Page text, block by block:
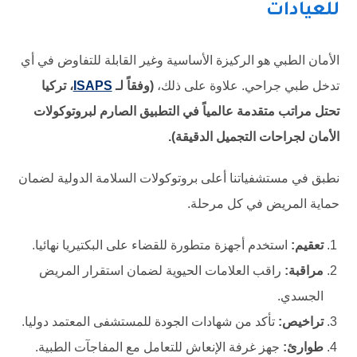
للعيادات
الأمان الطبي هو الركيزة الأساسية وغير القابلة للتفاوض في أي
تدخل طبي جراحي. علاوة على ذلك،(وفقاً لـ ISAPS، تركيا
تحتل مراتب متقدمة عالمياً في التطبيق الصارم لبروتوكولات
الأمان لجراحات التجميل الدقيقة).
نطبق في مستشفياتنا أعلى بروتوكولات السلامة الدولية لضمان
حماية المريض في كل مرحلة.
تعقيم: استخدم أجهزة متطورة للقضاء على البكتيريا نهائيا.
مراقبة: راقب العلامات الحيوية لضمان استقرار المريض
الجسدي.
تراخيص: تأكد من شهادات الجودة للمستشفى المعتمد دوليا.
طوارئ: جهز غرفة الإنعاش للتعامل مع المفاجآت الطبية.